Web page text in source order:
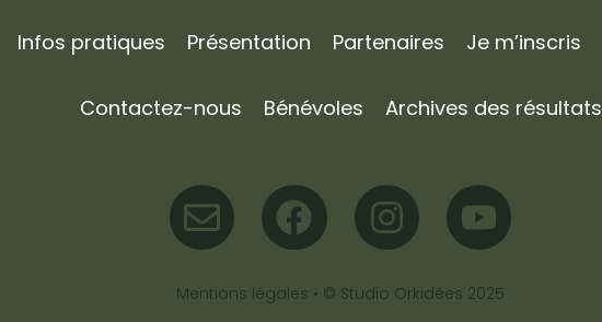
Infos pratiques Présentation Partenaires Je m’inscris
Contactez-nous Bénévoles Archives des résultats
Mentions légales • © Studio Orkidées 2025